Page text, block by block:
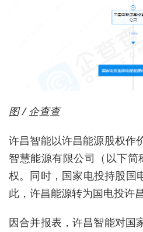
图 / 企查查
许昌智能以许昌能源股权作
智慧能源有限公司（以下简
权。同时，国家电投持股国
此，许昌能源转为国电投许
因合并报表，许昌智能对国